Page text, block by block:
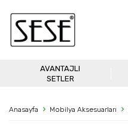
AVANTAJLI
SETLER
Anasayfa Mobilya Aksesuarları